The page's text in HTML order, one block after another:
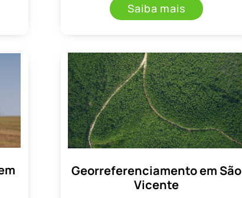
Saiba mais
Georreferenciamento em São
Vicente